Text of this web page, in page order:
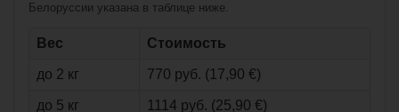
Jersey Sr
Белоруссии указана в таблице ниже.
Вес Стоимость
до 2 кг 770 руб. (17,90 €)
до 5 кг 1114 руб. (25,90 €)